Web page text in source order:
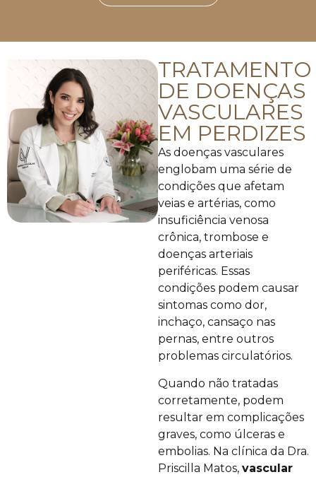
TRATAMENTO
DE DOENÇAS
VASCULARES
EM PERDIZES
As doenças vasculares
englobam uma série de
condições que afetam
veias e artérias, como
insuficiência venosa
crônica, trombose e
doenças arteriais
periféricas. Essas
condições podem causar
sintomas como dor,
inchaço, cansaço nas
pernas, entre outros
problemas circulatórios.
Quando não tratadas
corretamente, podem
resultar em complicações
graves, como úlceras e
embolias. Na clínica da Dra.
Priscilla Matos, vascular